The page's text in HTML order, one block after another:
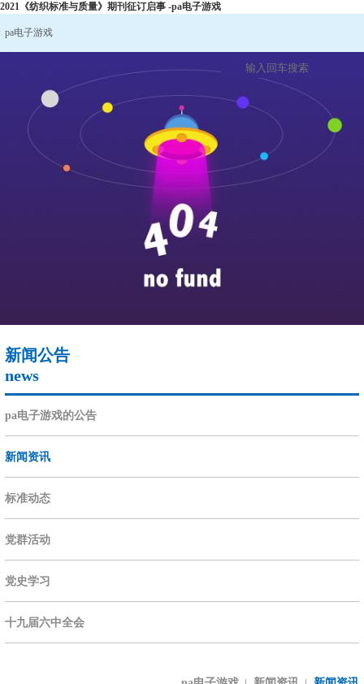
2021《纺织标准与质量》期刊征订启事 -pa电子游戏
pa电子游戏
新闻公告
news
pa电子游戏的公告
新闻资讯
标准动态
党群活动
党史学习
十九届六中全会